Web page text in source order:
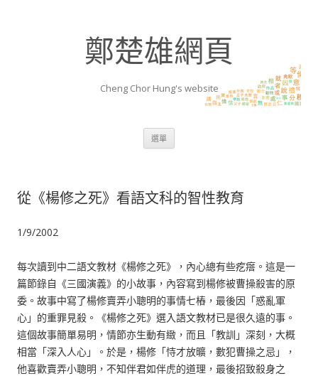
鄭楚雄網頁
Cheng Chor Hung's website
選單
從《楊修之死》看語文科的智性教育
1/9/2002
每次讀到中二語文教材《楊修之死》，內心總有些疙瘩。這是一
篇節錄自《三國演義》的小故事，內容寫到楊修被曹操殺害的原
委。故事中寫了楊修賣弄小聰明的事情七樁，最後因「惑亂軍
心」的重罪見殺。《楊修之死》選入語文教材已是很久遠的事。
這個故事簡單易明，情節亦生動有緻，而且「教訓」深刻，大概
相當「深入人心」。於是，楊修「恃才放曠，數犯曹操之忌」，
他喜歡賣弄小聰明，不知伴君如伴虎的道理，最後招致殺身之